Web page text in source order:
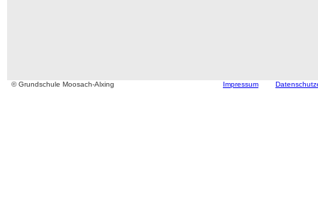
© Grundschule Moosach-Alxing Impressum